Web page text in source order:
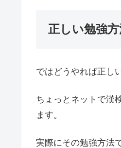
正しい勉強
ではどうやれば正し
ちょっとネットで漢
ます。
実際にその勉強方法